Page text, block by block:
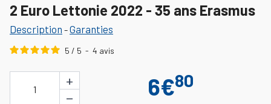
2 Euro Lettonie 2022 - 35 ans Erasmus
Description -Garanties
5 / 5 - 4 avis
1
+
−
6€80